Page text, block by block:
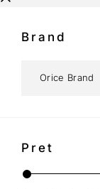
Brand
Pret